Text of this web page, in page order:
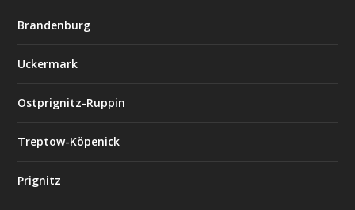
Brandenburg
Uckermark
Ostprignitz-Ruppin
Treptow-Köpenick
Prignitz